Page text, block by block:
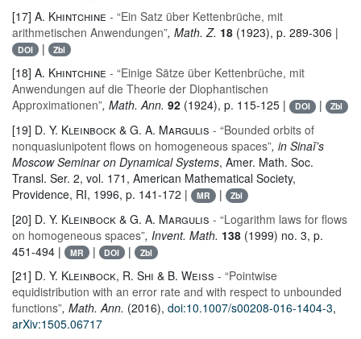
[17] A. Khintchine - “Ein Satz über Kettenbrüche, mit
arithmetischen Anwendungen”, Math. Z. 18 (1923), p. 289-306 |
DOI | Zbl
[18] A. Khintchine - “Einige Sätze über Kettenbrüche, mit
Anwendungen auf die Theorie der Diophantischen
Approximationen”, Math. Ann. 92 (1924), p. 115-125 | DOI | Zbl
[19] D. Y. Kleinbock & G. A. Margulis - “Bounded orbits of
nonquasiunipotent flows on homogeneous spaces”, in Sinaĭ’s
Moscow Seminar on Dynamical Systems, Amer. Math. Soc.
Transl. Ser. 2, vol. 171 , American Mathematical Society,
Providence, RI, 1996, p. 141-172 |
MR | Zbl
[20] D. Y. Kleinbock & G. A. Margulis - “Logarithm laws for flows
on homogeneous spaces”, Invent. Math. 138 (1999) no. 3, p.
451-494 |
MR | DOI | Zbl
[21] D. Y. Kleinbock, R. Shi & B. Weiss - “Pointwise
equidistribution with an error rate and with respect to unbounded
functions”, Math. Ann. (2016), doi:10.1007/s00208-016-1404-3,
arXiv:1505.06717